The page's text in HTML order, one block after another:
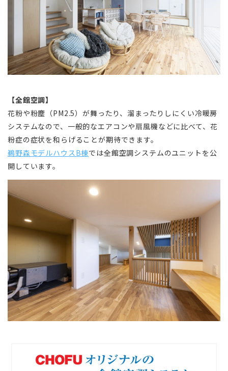
【全館空調】
花粉や粉塵（PM2.5）が舞ったり、溜まったりしにくい冷暖房
システムなので、一般的なエアコンや扇風機などに比べて、花
粉症の症状を和らげることが期待できます。
鵜野森モデルハウスB棟では全館空調システムのユニットを公
開しています。